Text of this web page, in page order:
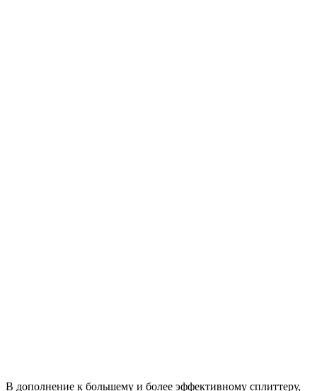
В дополнение к большему и более эффективному сплиттеру,